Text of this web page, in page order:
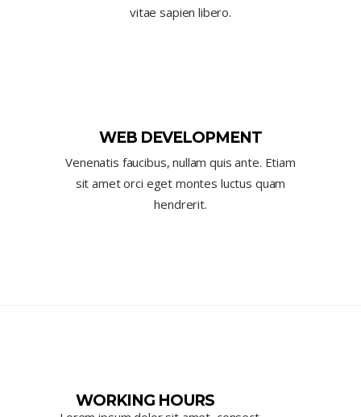
vitae sapien libero.
WEB DEVELOPMENT
Venenatis faucibus, nullam quis ante. Etiam
sit amet orci eget montes luctus quam
hendrerit.
WORKING HOURS